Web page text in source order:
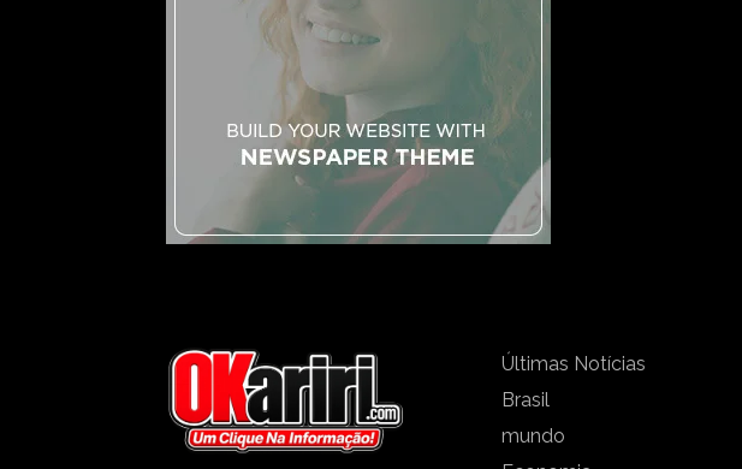
Últimas Notícias
Brasil
mundo